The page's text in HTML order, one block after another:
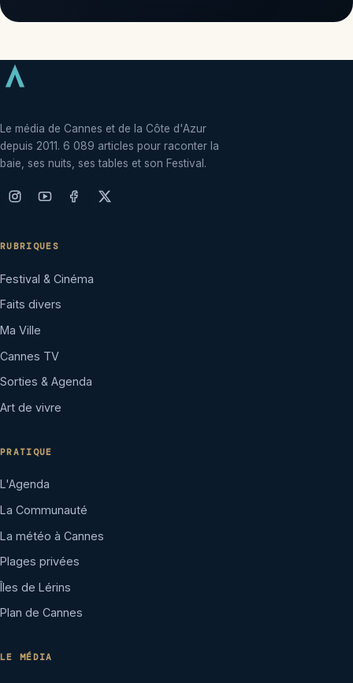
Le média de Cannes et de la Côte d'Azur
depuis 2011. 6 089 articles pour raconter la
baie, ses nuits, ses tables et son Festival.
RUBRIQUES
Festival & Cinéma
Faits divers
Ma Ville
Cannes TV
Sorties & Agenda
Art de vivre
PRATIQUE
L'Agenda
La Communauté
La météo à Cannes
Plages privées
Îles de Lérins
Plan de Cannes
LE MÉDIA